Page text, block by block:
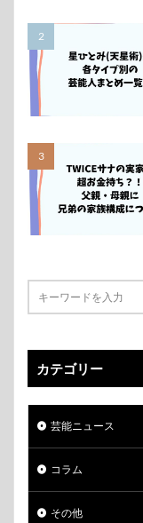
カテゴリー
芸能ニュース
コラム
その他